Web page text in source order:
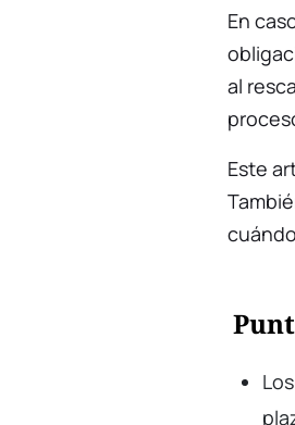
En
al
Este